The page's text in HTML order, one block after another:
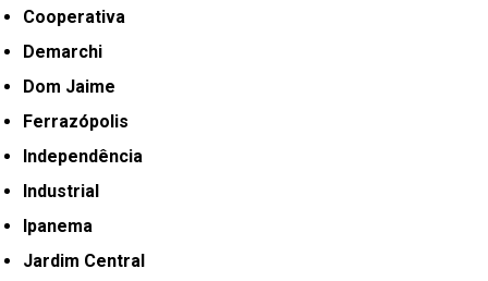
Cooperativa
Demarchi
Dom Jaime
Ferrazópolis
Independência
Industrial
Ipanema
Jardim Central